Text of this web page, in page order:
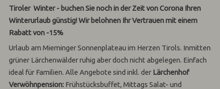
Tiroler Winter - buchen Sie noch in der Zeit von Corona Ihren
Winterurlaub günstig! Wir belohnen Ihr Vertrauen mit einem
Rabatt von -15%
Urlaub am Mieminger Sonnenplateau im Herzen Tirols. Inmitten
grüner Lärchenwälder ruhig aber doch nicht abgelegen. Einfach
ideal für Familien. Alle Angebote sind inkl. der Lärchenhof
Verwöhnpension: Frühstücksbuffet, Mittags Salat- und